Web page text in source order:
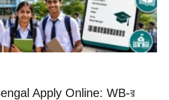
Apply Online: WB-র